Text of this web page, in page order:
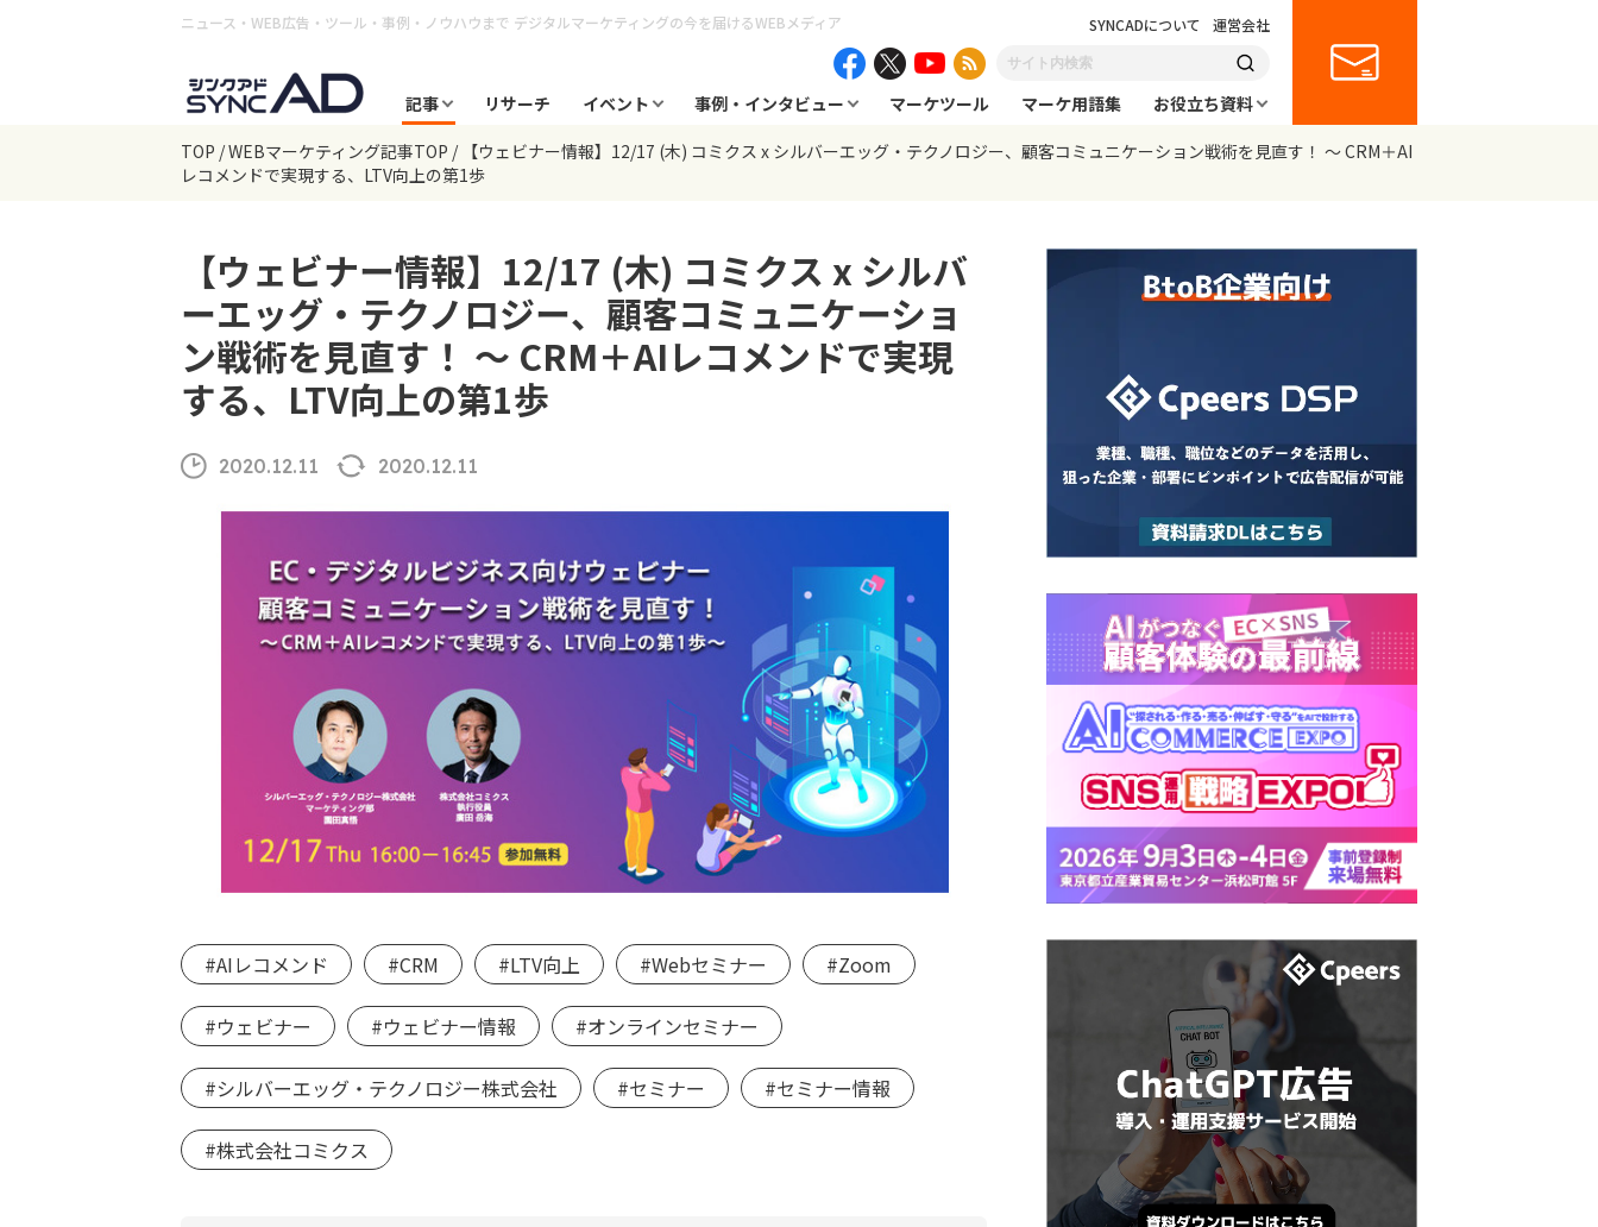
ニュース・WEB広告・ツール・事例・ノウハウまで デジタルマーケティングの今を届けるWEBメディア SYNCADについて 運営会社
記事 リサーチ イベント 事例・インタビュー マーケツール マーケ用語集
お役立ち資料
TOP WEBマーケティング記事TOP
【ウェビナー情報】12/17 (木) コミクス x シルバーエッグ・テクノロジー、顧客コミュニケーション戦術を見直す！ ～ CRM＋AI
レコメンドで実現する、LTV向上の第1歩
【ウェビナー情報】12/17 (木) コミクス x シルバ
ーエッグ・テクノロジー、顧客コミュニケーショ
ン戦術を見直す！ ～ CRM＋AIレコメンドで実現
する、LTV向上の第1歩
2020.12.11 2020.12.11
#AIレコメンド #CRM #LTV向上 #Webセミナー #Zoom
#ウェビナー #ウェビナー情報 #オンラインセミナー
#シルバーエッグ・テクノロジー株式会社 #セミナー #セミナー情報
#株式会社コミクス